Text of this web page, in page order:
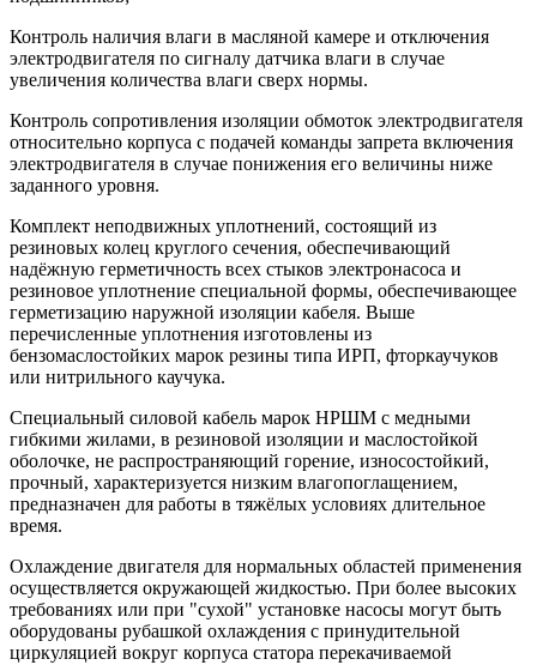
Контроль наличия влаги в масляной камере и отключения
электродвигателя по сигналу датчика влаги в случае
увеличения количества влаги сверх нормы.
Контроль сопротивления изоляции обмоток электродвигателя
относительно корпуса с подачей команды запрета включения
электродвигателя в случае понижения его величины ниже
заданного уровня.
Комплект неподвижных уплотнений, состоящий из
резиновых колец круглого сечения, обеспечивающий
надёжную герметичность всех стыков электронасоса и
резиновое уплотнение специальной формы, обеспечивающее
герметизацию наружной изоляции кабеля. Выше
перечисленные уплотнения изготовлены из
бензомаслостойких марок резины типа ИРП, фторкаучуков
или нитрильного каучука.
Специальный силовой кабель марок НРШМ с медными
гибкими жилами, в резиновой изоляции и маслостойкой
оболочке, не распространяющий горение, износостойкий,
прочный, характеризуется низким влагопоглащением,
предназначен для работы в тяжёлых условиях длительное
время.
Охлаждение двигателя для нормальных областей применения
осуществляется окружающей жидкостью. При более высоких
требованиях или при "сухой" установке насосы могут быть
оборудованы рубашкой охлаждения с принудительной
циркуляцией вокруг корпуса статора перекачиваемой